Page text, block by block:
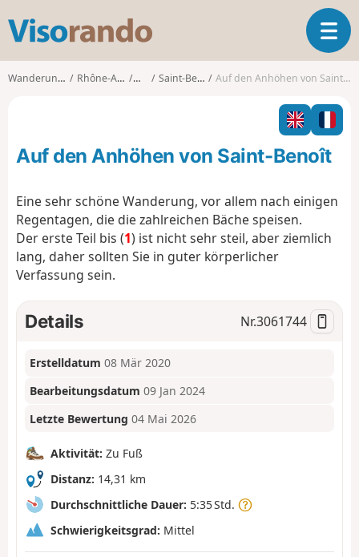
s
o
o
T
o
g
l
n
a
g
t
Wanderungen Rhône-Alpes Ain Saint-Benoît Auf den Anhöhen von Saint-Benoît
Auf den Anhöhen von Saint-Benoît
Eine sehr schöne Wanderung, vor allem nach einigen
Regentagen, die die zahlreichen Bäche speisen.
Der erste Teil bis (1) ist nicht sehr steil, aber ziemlich
lang, daher sollten Sie in guter körperlicher
Verfassung sein.
Details Nr.3061744
Erstelldatum 08 Mär 2020
Bearbeitungsdatum 09 Jan 2024
Letzte Bewertung 04 Mai 2026
Aktivität: Zu Fuß
Distanz: 14,31 km
Durchschnittliche Dauer: 5:35 Std.
Schwierigkeitsgrad: Mittel